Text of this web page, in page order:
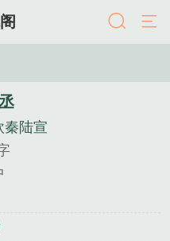
秦陆宣